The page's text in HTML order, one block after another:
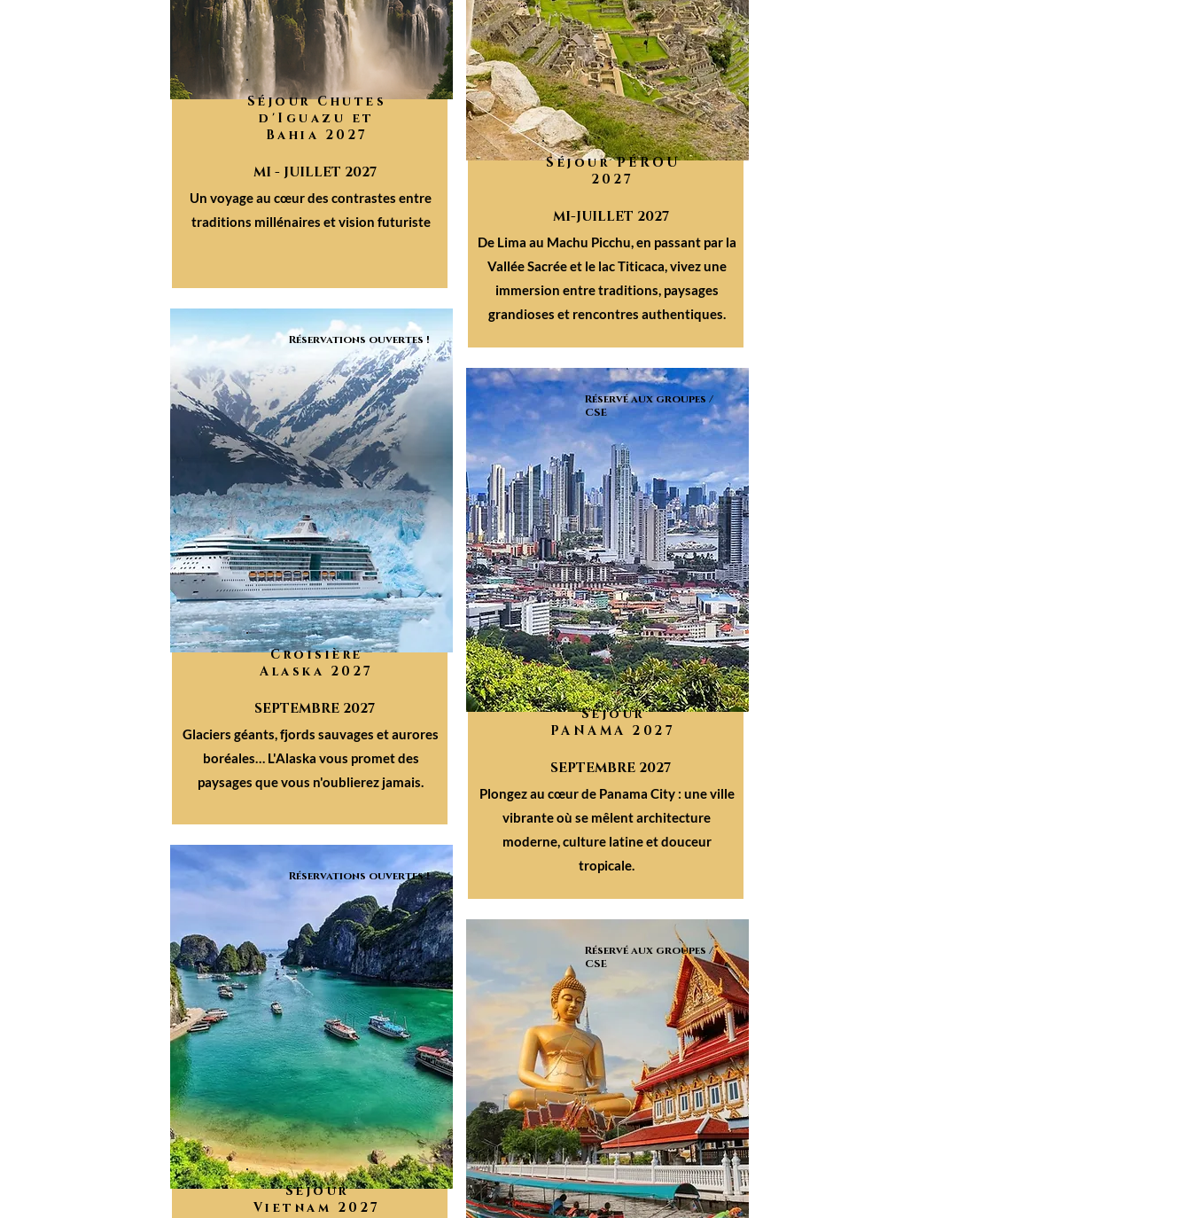
Séjour Chutes
d'Iguazu et
Bahia 2027
MI - JUILLET 2027
Un voyage au cœur des contrastes entre
traditions millénaires et vision futuriste
Croisière
Alaska 2027
Réservations ouvertes !
SEPTEMBRE 2027
Glaciers géants, fjords sauvages et aurores
boréales… L'Alaska vous promet des
paysages que vous n'oublierez jamais.
Séjour
Vietnam 2027
Réservations ouvertes !
Séjour PÉROU
2027
MI-JUILLET 2027
De Lima au Machu Picchu, en passant par la
Vallée Sacrée et le lac Titicaca, vivez une
immersion entre traditions, paysages
grandioses et rencontres authentiques.
Séjour
PANAMA 2027
Réservé aux groupes /
CSE
SEPTEMBRE 2027
Plongez au cœur de Panama City : une ville
vibrante où se mêlent architecture
moderne, culture latine et douceur
tropicale.
Réservé aux groupes /
CSE